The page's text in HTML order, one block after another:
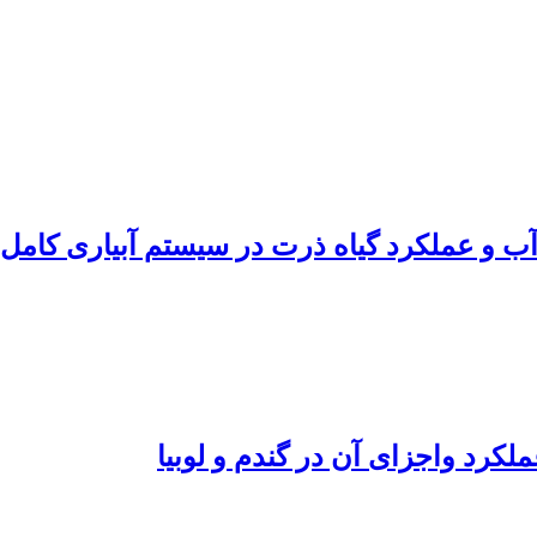
و عملکرد گیاه ذرت در سیستم آبیاری
واجزای آن در گندم و لوبیا